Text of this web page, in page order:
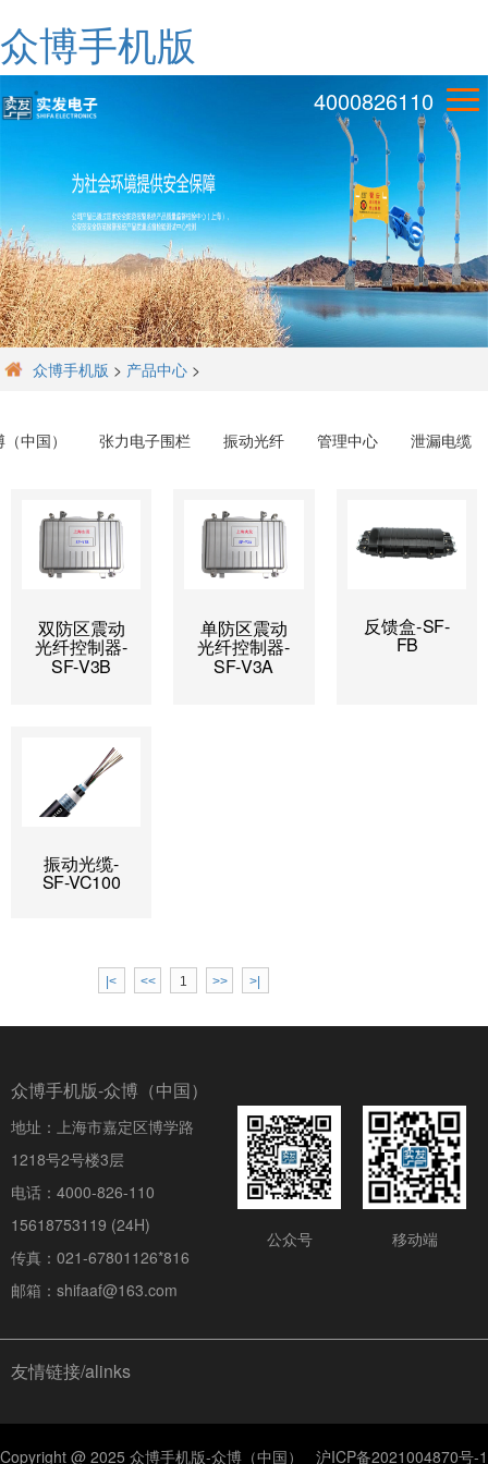
众博手机版
4000826110
众博手机版 > 产品中心 >
中国） 张力电子围栏 振动光纤 管理中心 泄漏电缆
双防区震动
光纤控制器-
SF-V3B
单防区震动
光纤控制器-
SF-V3A
反馈盒-SF-
FB
振动光缆-
SF-VC100
|< << 1 >> >|
众博手机版-众博（中国）
地址：上海市嘉定区博学路
1218号2号楼3层
电话：4000-826-110
15618753119 (24H)
传真：021-67801126*816
邮箱：shifaaf@163.com
公众号 移动端
友情链接/alinks
Copyright @ 2025 众博手机版-众博（中国） 沪ICP备2021004870号-1